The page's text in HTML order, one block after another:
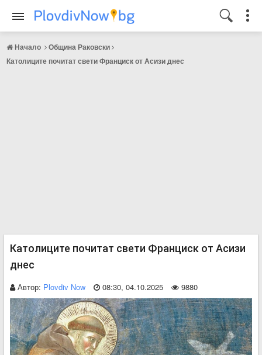
Начало
Община Раковски
Католиците почитат свети Франциск от Асизи днес
Католиците почитат свети Франциск от Асизи
днес
Автор: Plovdiv Now 08:30, 04.10.2025 9880